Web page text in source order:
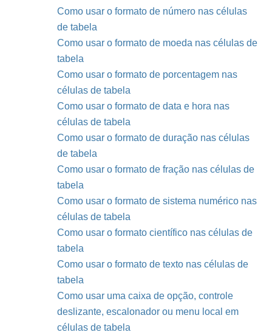
Como usar o formato de número nas células
de tabela
Como usar o formato de moeda nas células de
tabela
Como usar o formato de porcentagem nas
células de tabela
Como usar o formato de data e hora nas
células de tabela
Como usar o formato de duração nas células
de tabela
Como usar o formato de fração nas células de
tabela
Como usar o formato de sistema numérico nas
células de tabela
Como usar o formato científico nas células de
tabela
Como usar o formato de texto nas células de
tabela
Como usar uma caixa de opção, controle
deslizante, escalonador ou menu local em
células de tabela